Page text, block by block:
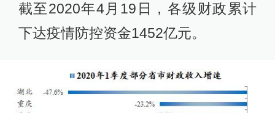
截至2020年4月19日，各级财政累计
下达疫情防控资金1452亿元。